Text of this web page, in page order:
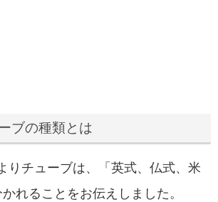
ブの種類とは
りチューブは、「英式、仏式、米
れることをお伝えしました。